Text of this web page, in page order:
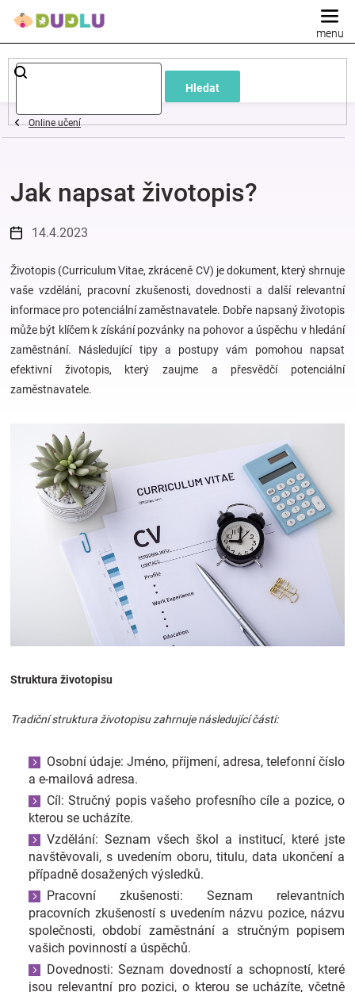
Hledat
Dětské
a
oblečení
Pokojíček
a
kojenecká
výbava
Hračky
zábava
oblečení
Novinky
Značky
Blog
Hračkářství
Přihlášení
Online učení
Jak napsat životopis?
14.4.2023
Životopis (Curriculum Vitae, zkráceně CV) je dokument, který shrnuje
vaše vzdělání, pracovní zkušenosti, dovednosti a další relevantní
informace pro potenciální zaměstnavatele. Dobře napsaný životopis
může být klíčem k získání pozvánky na pohovor a úspěchu v hledání
zaměstnání. Následující tipy a postupy vám pomohou napsat
efektivní životopis, který zaujme a přesvědčí potenciální
zaměstnavatele.
Struktura životopisu
Tradiční struktura životopisu zahrnuje následující části:
Osobní údaje: Jméno, příjmení, adresa, telefonní číslo
a e-mailová adresa.
Cíl: Stručný popis vašeho profesního cíle a pozice, o
kterou se ucházíte.
Vzdělání: Seznam všech škol a institucí, které jste
navštěvovali, s uvedením oboru, titulu, data ukončení a
případně dosažených výsledků.
Pracovní zkušenosti: Seznam relevantních
pracovních zkušeností s uvedením názvu pozice, názvu
společnosti, období zaměstnání a stručným popisem
vašich povinností a úspěchů.
Dovednosti: Seznam dovedností a schopností, které
jsou relevantní pro pozici, o kterou se ucházíte, včetně